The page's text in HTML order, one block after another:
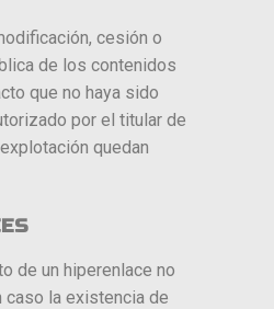
cesión o
de los contenidos
que no haya sido
por el titular de
quedan
de un hiperenlace no
caso la existencia de